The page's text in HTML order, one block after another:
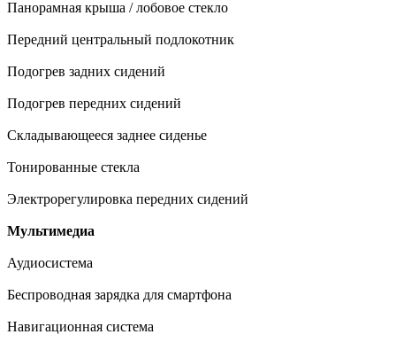
Панорамная крыша / лобовое стекло
Передний центральный подлокотник
Подогрев задних сидений
Подогрев передних сидений
Складывающееся заднее сиденье
Тонированные стекла
Электрорегулировка передних сидений
Мультимедиа
Аудиосистема
Беспроводная зарядка для смартфона
Навигационная система